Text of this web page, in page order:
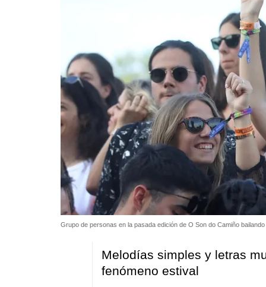
Grupo de personas en la pasada edición de O Son do Camiño
Melodías simples y letras
fenómeno estival